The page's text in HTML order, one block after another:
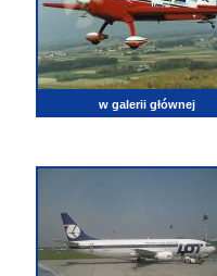
w galerii głównej